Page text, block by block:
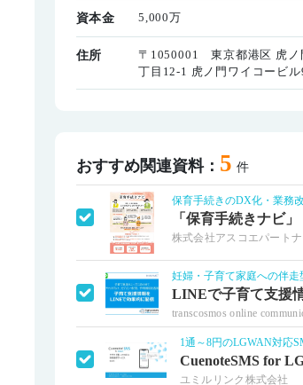
資本金 5,000万
住所
〒1050001 東京都港区 虎ノ
丁目12-1 虎ノ門ワイコービ
おすすめ関連資料： 5 件
「保育手続きナビ」
株式会社アスコエパート
transcosmos online
ユミルリンク株式会社